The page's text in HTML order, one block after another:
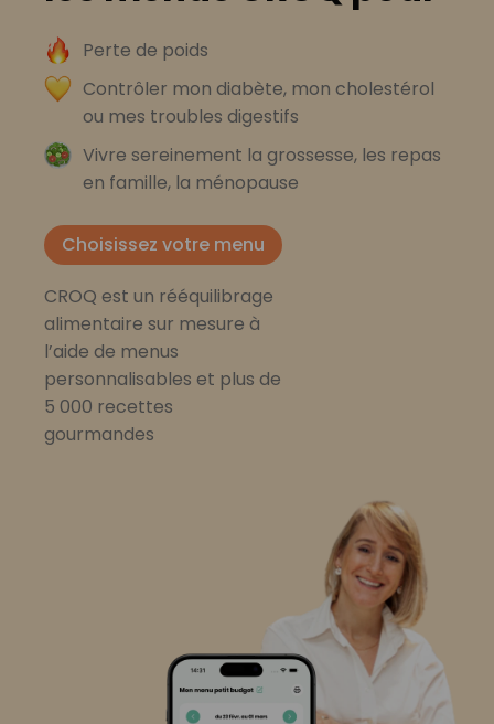
Perte de poids
Contrôler mon diabète, mon cholestérol
ou mes troubles digestifs
Vivre sereinement la grossesse, les repas
en famille, la ménopause
Choisissez votre menu
CROQ est un rééquilibrage
alimentaire sur mesure à
l’aide de menus
personnalisables et plus de
5 000 recettes
gourmandes